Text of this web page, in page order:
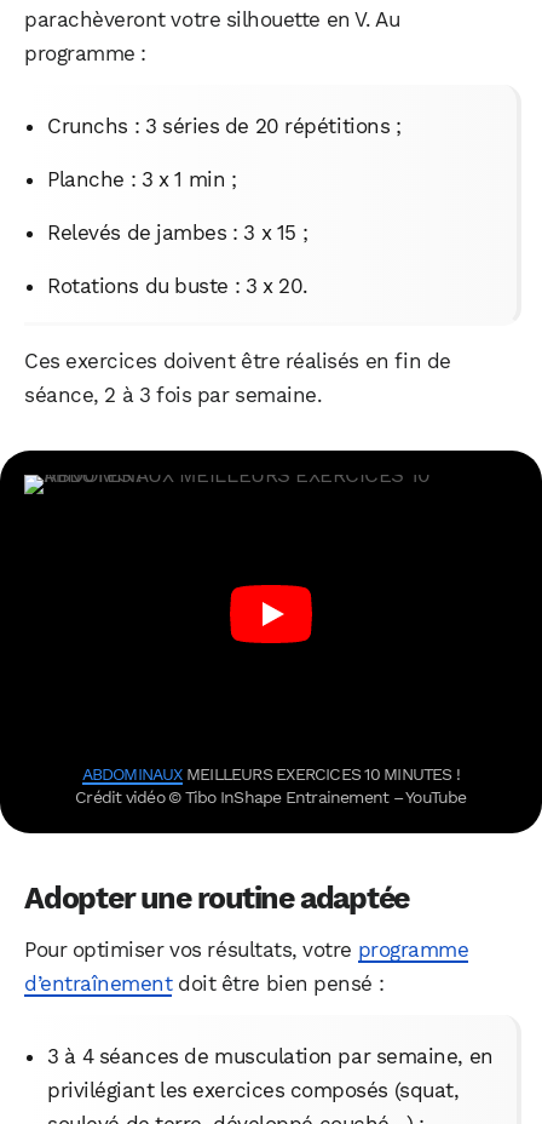
parachèveront votre silhouette en V. Au
programme :
Crunchs : 3 séries de 20 répétitions ;
Planche : 3 x 1 min ;
Relevés de jambes : 3 x 15 ;
Rotations du buste : 3 x 20.
Ces exercices doivent être réalisés en fin de
séance, 2 à 3 fois par semaine.
ABDOMINAUXMEILLEURS EXERCICES 10 MINUTES !
Crédit vidéo © Tibo InShape Entrainement – YouTube
Adopter une routine adaptée
Pour optimiser vos résultats, votre programme
d’entraînementdoit être bien pensé :
3 à 4 séances de musculation par semaine, en
privilégiant les exercices composés (squat,